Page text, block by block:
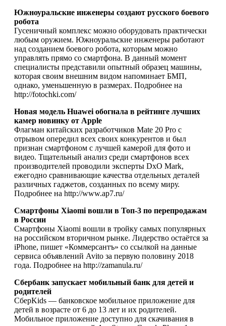
Южноуральские инженеры создают русского боевого
робота
Гусеничный комплекс можно оборудовать практически
любым оружием. Южноуральские инженеры работают
над созданием боевого робота, которым можно
управлять прямо со смартфона. В данный момент
специалисты представили опытный образец машины,
которая своим внешним видом напоминает БМП,
однако, уменьшенную в размерах. Подробнее на
http://fotochki.com/
Новая модель Huawei обогнала в рейтинге лучших
камер новинку от Apple
Флагман китайских разработчиков Mate 20 Pro с
отрывом опередил всех своих конкурентов и был
признан смартфоном с лучшей камерой для фото и
видео. Тщательный анализ среди смартфонов всех
производителей проводили эксперты DxO Mark,
ежегодно сравнивающие качества отдельных деталей
различных гаджетов, созданных по всему миру.
Подробнее на http://www.ap7.ru/
Смартфоны Xiaomi вошли в Топ-3 по перепродажам
в России
Смартфоны Xiaomi вошли в тройку самых популярных
на российском вторичном рынке. Лидерство остаётся за
iPhone, пишет «Коммерсантъ» со ссылкой на данные
сервиса объявлений Avito за первую половину 2018
года. Подробнее на http://zamanula.ru/
Сбербанк запускает мобильный банк для детей и
родителей
СберKids — банковское мобильное приложение для
детей в возрасте от 6 до 13 лет и их родителей.
Мобильное приложение доступно для скачивания в